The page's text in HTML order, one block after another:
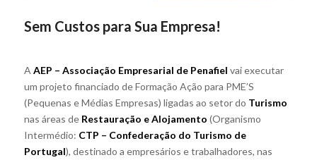
Sem Custos para Sua Empresa!
A AEP – Associação Empresarial de Penafiel vai executar
um projeto financiado de Formação Ação para PME’S
(Pequenas e Médias Empresas) ligadas ao setor do Turismo
nas áreas deRestauração e Alojamento (Organismo
Intermédio: CTP – Confederação do Turismo de
Portugal), destinado a empresários e trabalhadores, nas